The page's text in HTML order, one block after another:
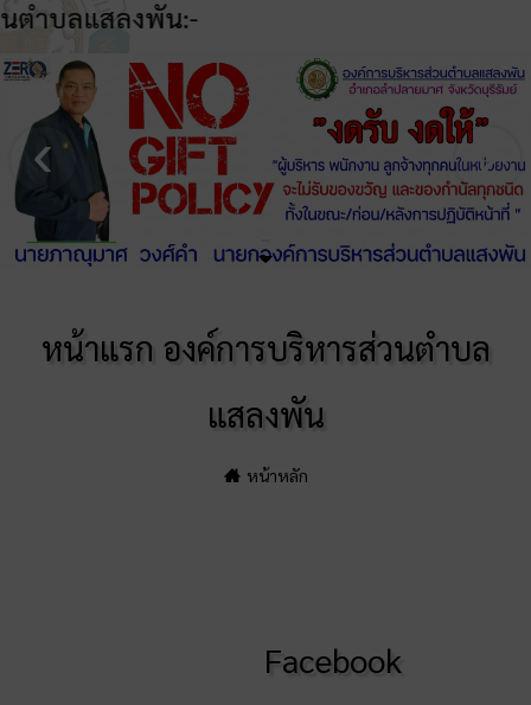
พัน:-
หน้าแรก องค์การบริหารส่วนตำบล
แสลงพัน
หน้าหลัก
Facebook